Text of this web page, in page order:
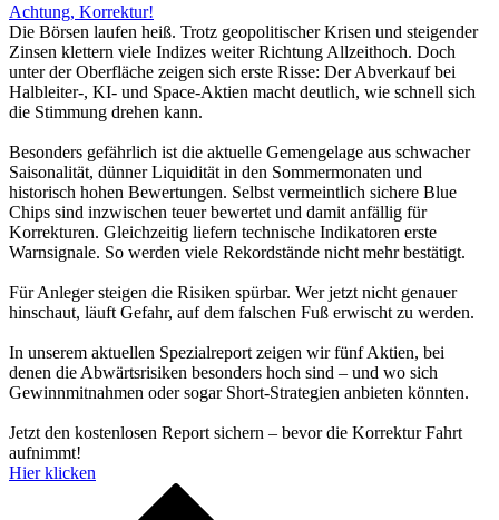
Achtung, Korrektur!
Die Börsen laufen heiß. Trotz geopolitischer Krisen und steigender
Zinsen klettern viele Indizes weiter Richtung Allzeithoch. Doch
unter der Oberfläche zeigen sich erste Risse: Der Abverkauf bei
Halbleiter-, KI- und Space-Aktien macht deutlich, wie schnell sich
die Stimmung drehen kann.
Besonders gefährlich ist die aktuelle Gemengelage aus schwacher
Saisonalität, dünner Liquidität in den Sommermonaten und
historisch hohen Bewertungen. Selbst vermeintlich sichere Blue
Chips sind inzwischen teuer bewertet und damit anfällig für
Korrekturen. Gleichzeitig liefern technische Indikatoren erste
Warnsignale. So werden viele Rekordstände nicht mehr bestätigt.
Für Anleger steigen die Risiken spürbar. Wer jetzt nicht genauer
hinschaut, läuft Gefahr, auf dem falschen Fuß erwischt zu werden.
In unserem aktuellen Spezialreport zeigen wir fünf Aktien, bei
denen die Abwärtsrisiken besonders hoch sind – und wo sich
Gewinnmitnahmen oder sogar Short-Strategien anbieten könnten.
Jetzt den kostenlosen Report sichern – bevor die Korrektur Fahrt
aufnimmt!
Hier klicken